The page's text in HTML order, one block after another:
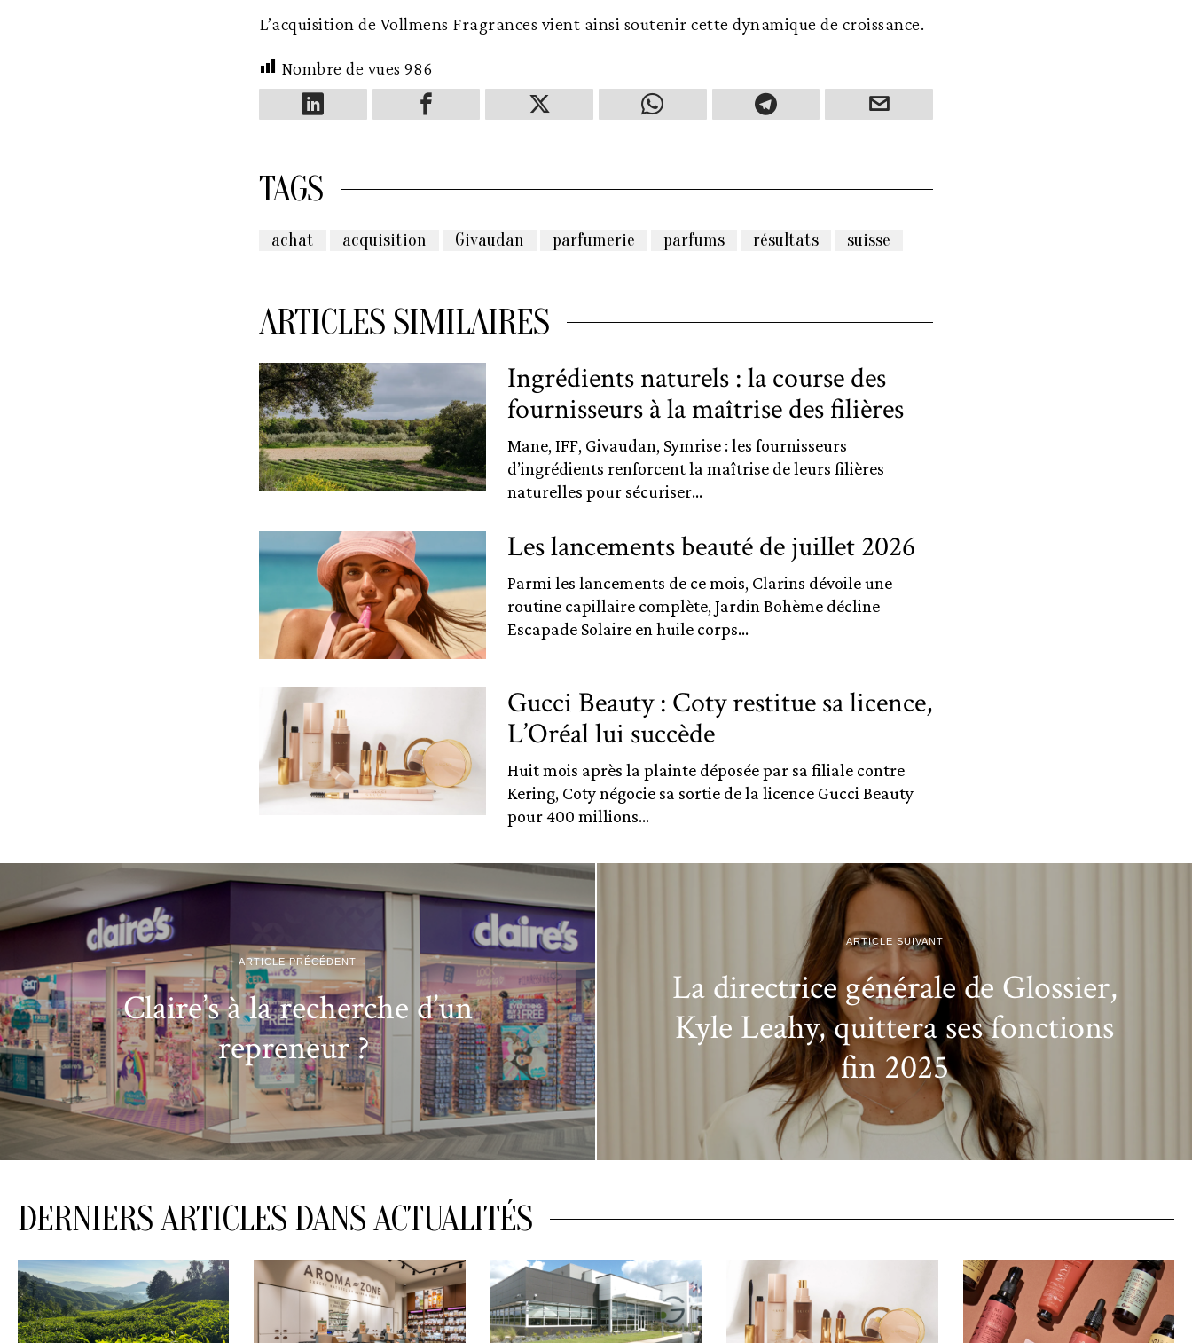
L’acquisition de Vollmens Fragrances vient ainsi soutenir cette dynamique de croissance.
Nombre de vues 986
TAGS
achat acquisition Givaudan parfumerie parfums résultats suisse
ARTICLES SIMILAIRES
Ingrédients naturels : la course des
fournisseurs à la maîtrise des filières
Mane, IFF, Givaudan, Symrise : les fournisseurs
d’ingrédients renforcent la maîtrise de leurs filières
naturelles pour sécuriser...
Les lancements beauté de juillet 2026
Parmi les lancements de ce mois, Clarins dévoile une
routine capillaire complète, Jardin Bohème décline
Escapade Solaire en huile corps...
Gucci Beauty : Coty restitue sa licence,
L’Oréal lui succède
Huit mois après la plainte déposée par sa filiale contre
Kering, Coty négocie sa sortie de la licence Gucci Beauty
pour 400 millions...
ARTICLE PRÉCÉDENT
Claire’s à la recherche d’un
repreneur ?
ARTICLE SUIVANT
La directrice générale de Glossier,
Kyle Leahy, quittera ses fonctions
fin 2025
DERNIERS ARTICLES DANS ACTUALITÉS